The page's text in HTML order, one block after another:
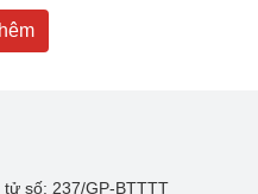
số: 237/GP-BTTTT